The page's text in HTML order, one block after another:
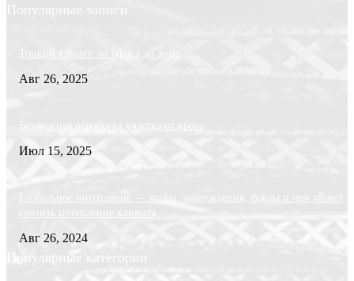
Популярные записи
Тонкий клиент: от офиса до дома
Авг 26, 2025
Безопасная обработка участка от крота
Июл 15, 2025
Глобальное потепление — мифы, заблуждения, факты и чем может
грозить потепление климата
Авг 26, 2024
Популярные категории